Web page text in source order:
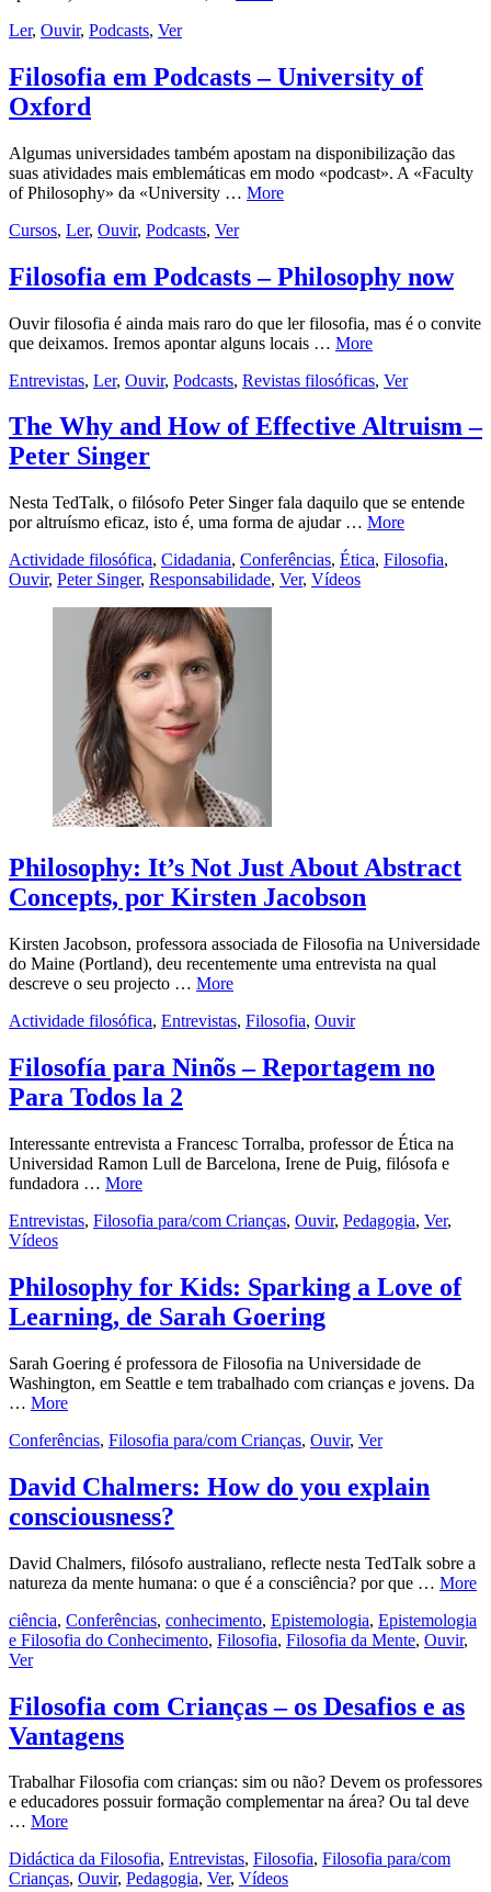
Ler, Ouvir, Podcasts, Ver
Filosofia em Podcasts – University of
Oxford
Algumas universidades também apostam na disponibilização das
suas atividades mais emblemáticas em modo «podcast». A «Faculty
of Philosophy» da «University … More
Cursos, Ler, Ouvir, Podcasts, Ver
Filosofia em Podcasts – Philosophy now
Ouvir filosofia é ainda mais raro do que ler filosofia, mas é o convite
que deixamos. Iremos apontar alguns locais … More
Entrevistas, Ler, Ouvir, Podcasts, Revistas filosóficas, Ver
The Why and How of Effective Altruism –
Peter Singer
Nesta TedTalk, o filósofo Peter Singer fala daquilo que se entende
por altruísmo eficaz, isto é, uma forma de ajudar … More
Actividade filosófica, Cidadania, Conferências, Ética, Filosofia,
Ouvir, Peter Singer, Responsabilidade, Ver, Vídeos
Philosophy: It’s Not Just About Abstract
Concepts, por Kirsten Jacobson
Kirsten Jacobson, professora associada de Filosofia na Universidade
do Maine (Portland), deu recentemente uma entrevista na qual
descreve o seu projecto … More
Actividade filosófica, Entrevistas, Filosofia, Ouvir
Filosofía para Ninõs – Reportagem no
Para Todos la 2
Interessante entrevista a Francesc Torralba, professor de Ética na
Universidad Ramon Lull de Barcelona, Irene de Puig, filósofa e
fundadora … More
Entrevistas, Filosofia para/com Crianças, Ouvir, Pedagogia, Ver,
Vídeos
Philosophy for Kids: Sparking a Love of
Learning, de Sarah Goering
Sarah Goering é professora de Filosofia na Universidade de
Washington, em Seattle e tem trabalhado com crianças e jovens. Da
… More
Conferências, Filosofia para/com Crianças, Ouvir, Ver
David Chalmers: How do you explain
consciousness?
David Chalmers, filósofo australiano, reflecte nesta TedTalk sobre a
natureza da mente humana: o que é a consciência? por que … More
ciência, Conferências, conhecimento, Epistemologia, Epistemologia
e Filosofia do Conhecimento, Filosofia, Filosofia da Mente, Ouvir,
Ver
Filosofia com Crianças – os Desafios e as
Vantagens
Trabalhar Filosofia com crianças: sim ou não? Devem os professores
e educadores possuir formação complementar na área? Ou tal deve
… More
Didáctica da Filosofia, Entrevistas, Filosofia, Filosofia para/com
Crianças, Ouvir, Pedagogia, Ver, Vídeos